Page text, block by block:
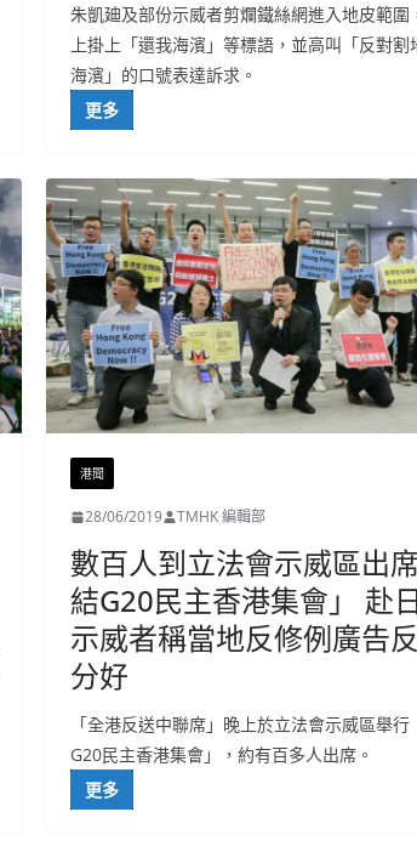
朱凱廸及部份示威者剪爛鐵絲網進入地皮範圍
上掛上「還我海濱」等標語，並高叫「反對割
海濱」的口號表達訴求。
更多
港聞
28/06/2019 TMHK 編輯部
數百人到立法會示威區出
結G20民主香港集會」 赴
示威者稱當地反修例廣告
分好
「全港反送中聯席」晚上於立法會示威區舉行
G20民主香港集會」，約有百多人出席。
更多